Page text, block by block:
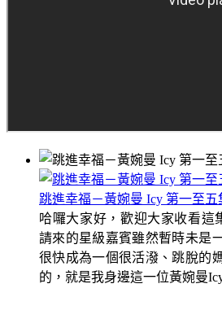
跳進幸福－黃婉曼 Icy 第一至五
哈囉大家好，歡迎大家收看這
請來的星級嘉賓雖然暫時未是
很快成為一個很活潑、跳脫的
的，就是我身邊這一位黃婉曼Icy